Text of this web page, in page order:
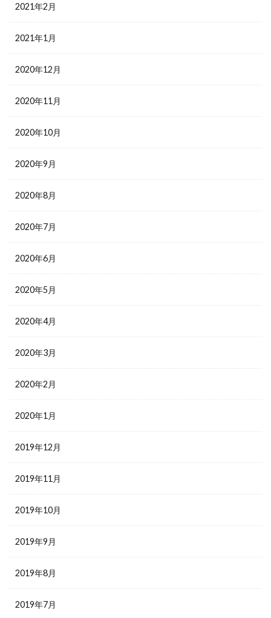
2021年2月
2021年1月
2020年12月
2020年11月
2020年10月
2020年9月
2020年8月
2020年7月
2020年6月
2020年5月
2020年4月
2020年3月
2020年2月
2020年1月
2019年12月
2019年11月
2019年10月
2019年9月
2019年8月
2019年7月